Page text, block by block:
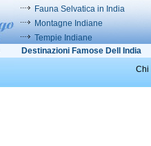
Fauna Selvatica in India
Montagne Indiane
Tempie Indiane
Destinazioni Famose Dell India
Chi